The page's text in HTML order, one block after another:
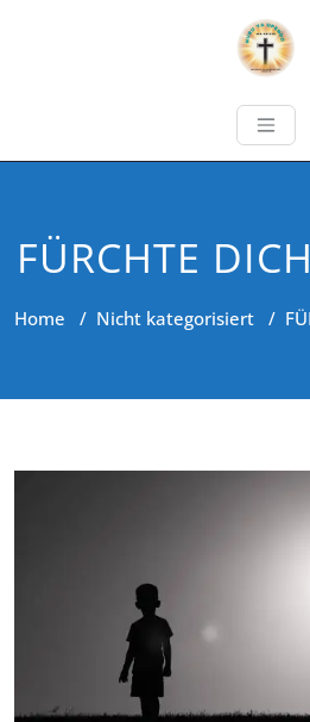
FÜRCHTE
Home / Nicht kategorisiert /